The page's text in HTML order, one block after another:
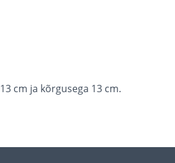
cm ja kõrgusega 13 cm.